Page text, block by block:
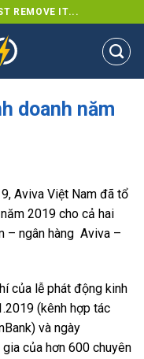
REMOVE IT...
doanh năm
Aviva Việt Nam đã tổ
2019 cho cả hai
– ngân hàng Aviva –
của lễ phát động kinh
(kênh hợp tác
và ngày
của hơn 600 chuyên